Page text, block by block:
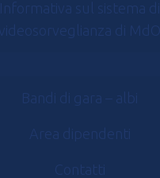
Informativa sul sistema di
videosorveglianza di MdO
Bandi di gara – albi
Area dipendenti
Contatti